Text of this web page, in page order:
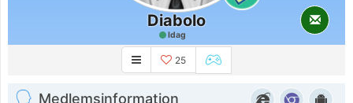
Diabolo
Idag
25
Medlemsinformation